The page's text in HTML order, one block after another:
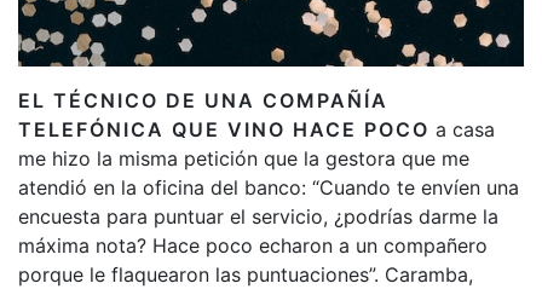
EL TÉCNICO DE UNA COMPAÑÍA
TELEFÓNICA QUE VINO HACE POCO a casa
me hizo la misma petición que la gestora que me
atendió en la oficina del banco: “Cuando te envíen una
encuesta para puntuar el servicio, ¿podrías darme la
máxima nota? Hace poco echaron a un compañero
porque le flaquearon las puntuaciones”. Caramba,